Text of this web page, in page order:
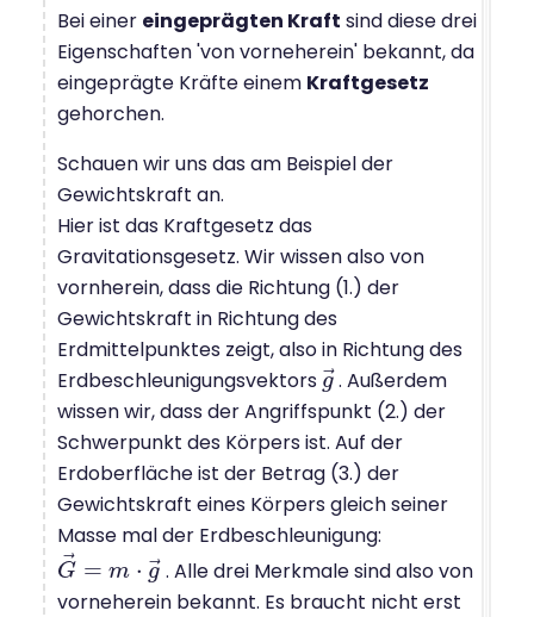
Bei einer eingeprägten Kraft sind diese drei
Eigenschaften 'von vorneherein' bekannt, da
eingeprägte Kräfte einem Kraftgesetz
gehorchen.
Schauen wir uns das am Beispiel der
Gewichtskraft an.
Hier ist das Kraftgesetz das
Gravitationsgesetz. Wir wissen also von
vornherein, dass die Richtung (1.) der
Gewichtskraft in Richtung des
Erdmittelpunktes zeigt, also in Richtung des
Erdbeschleunigungsvektors g ⃗
g→
. Außerdem
wissen wir, dass der Angriffspunkt (2.) der
Schwerpunkt des Körpers ist. Auf der
Erdoberfläche ist der Betrag (3.) der
Gewichtskraft eines Körpers gleich seiner
Masse mal der Erdbeschleunigung:
G⃗ = m ⋅ g ⃗
G→= m⋅ g → . Alle drei Merkmale sind also von
vorneherein bekannt. Es braucht nicht erst